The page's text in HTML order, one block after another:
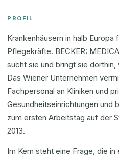
PROFIL
Krankenhäusern in halb
Pflegekräfte. BECKER:
sucht sie und bringt sie
Das Wiener Unternehmen
Fachpersonal an Kliniken und
Gesundheitseinrichtungen und
zum ersten Arbeitstag auf der
2013.
Im Kern steht eine Frage, die